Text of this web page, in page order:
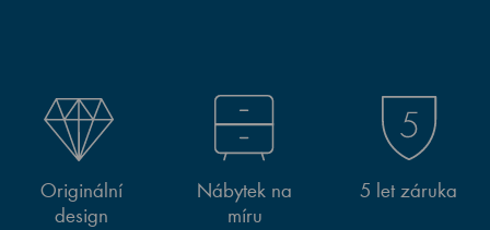
Originální
design
Nábytek na
míru
5 let záruka